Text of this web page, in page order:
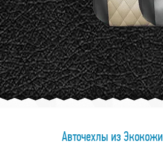
Авточехлы из Экокожи